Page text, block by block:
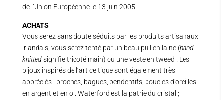
de l’Union Européenne le 13 juin 2005.
ACHATS
Vous serez sans doute séduits par les produits artisanaux
irlandais; vous serez tenté par un beau pull en laine (hand
knittedsignifie tricoté main) ou une veste en tweed ! Les
bijoux inspirés de l’art celtique sont également très
appréciés : broches, bagues, pendentifs, boucles d’oreilles
en argent et en or. Waterford est la patrie du cristal ;